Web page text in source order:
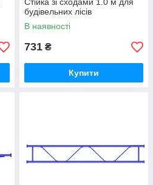
будівельних лісів
В наявності
731 ₴
Купити